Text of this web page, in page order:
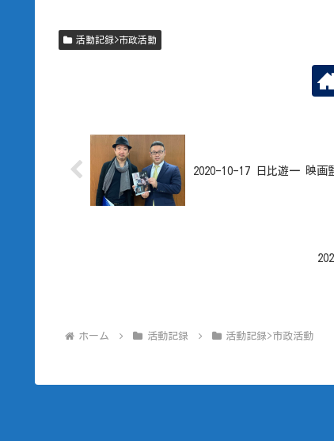
活動記録>市政活動
2020-10-17 日比遊一 映画
ホーム 活動記録 活動記録>市政活動